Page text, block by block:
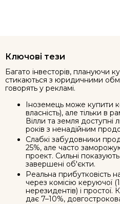
Ключові тези
Багато інвесторів, плануючи
стикаються з юридичними
говорять у рекламі.
Іноземець може купити
власність), але тільки в
Вілли та земля доступні
років з ненадійним
Слабкі забудовники
25%, але часто
проект. Сильні показують
завершені об'єкти.
Реальна прибутковість
через комісію керуючої
нерезидентів) і
дає 7–10%,